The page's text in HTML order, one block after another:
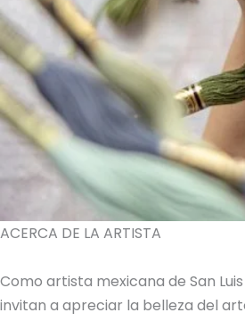
ACERCA DE LA ARTISTA
Como artista mexicana de San
invitan a apreciar la belleza del